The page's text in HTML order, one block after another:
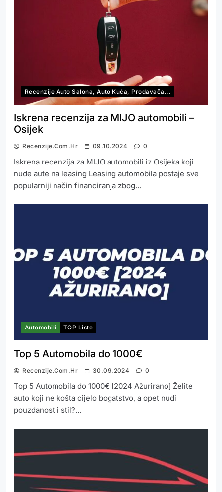
Recenzije Auto Salona, Auto Kuća, Prodavača...
Iskrena recenzija za MIJO automobili –
Osijek
Recenzije.com.hr 09.10.2024 0
Iskrena recenzija za MIJO automobili iz Osijeka koji
nude aute na leasing Leasing automobila postaje sve
popularniji način financiranja zbog…
Automobili TOP Liste
Top 5 Automobila do 1000€
Recenzije.com.hr 30.09.2024 0
Top 5 Automobila do 1000€ [2024 Ažurirano] Želite
auto koji ne košta cijelo bogatstvo, a opet nudi
pouzdanost i stil?…